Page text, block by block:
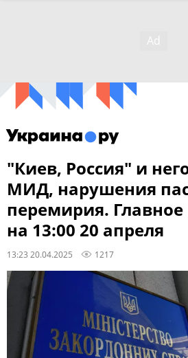
"Киев, Россия" и
МИД, нарушения
перемирия.
на 13:00 20 апреля
13:23 20.04.2025 1217